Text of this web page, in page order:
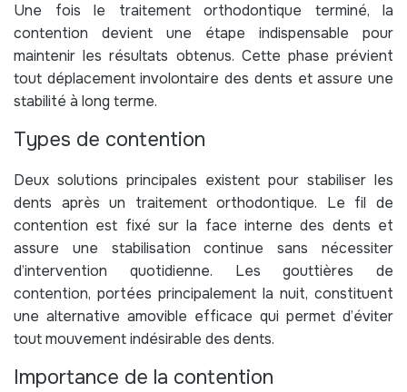
Une fois le traitement orthodontique terminé, la
contention devient une étape indispensable pour
maintenir les résultats obtenus. Cette phase prévient
tout déplacement involontaire des dents et assure une
stabilité à long terme.
Types de contention
Deux solutions principales existent pour stabiliser les
dents après un traitement orthodontique. Le fil de
contention est fixé sur la face interne des dents et
assure une stabilisation continue sans nécessiter
d’intervention quotidienne. Les gouttières de
contention, portées principalement la nuit, constituent
une alternative amovible efficace qui permet d’éviter
tout mouvement indésirable des dents.
Importance de la contention